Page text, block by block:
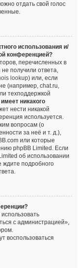
отдать свой голос
использования и/
конференцией?
перечисленных в
получили ответа,
lookup) или, если
(например, chat.ru,
техподдержкой
никакого
нести никакой
используется.
вопросам (о
за неё и т. д.),
или которые
phpBB Limited. Если
об использовании
ждите подробного
с администрацией»,
воспользоваться